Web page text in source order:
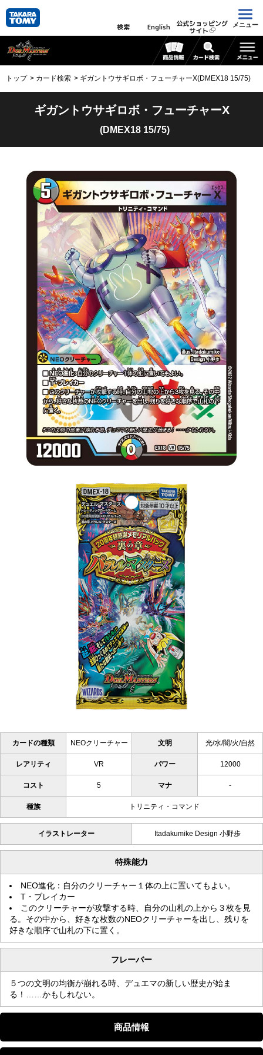
検索 English 公式ショッピング
サイト
メニュー
トップ カード検索 ギガントウサギロボ・フューチャーX(DMEX18 15/75)
ギガントウサギロボ・フューチャーX
(DMEX18 15/75)
カードの種類 NEOクリーチャー 文明 光/水/闇/火/自然
レアリティ VR パワー 12000
コスト 5 マナ -
種族 トリニティ・コマンド
イラストレーター Itadakumike Design 小野歩
特殊能力
NEO進化：自分のクリーチャー１体の上に置いてもよい。
T・ブレイカー
このクリーチャーが攻撃する時、自分の山札の上から３枚を見
る。その中から、好きな枚数のNEOクリーチャーを出し、残りを
好きな順序で山札の下に置く。
フレーバー
５つの文明の均衡が崩れる時、デュエマの新しい歴史が始ま
る！……かもしれない。
商品情報